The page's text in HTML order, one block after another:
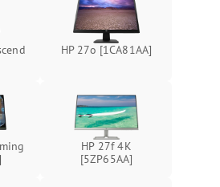
Подробнее →
Подробнее →
Подробнее →
HP 27o [1CA81AA]
HP 27f 4K
[5ZP65AA]